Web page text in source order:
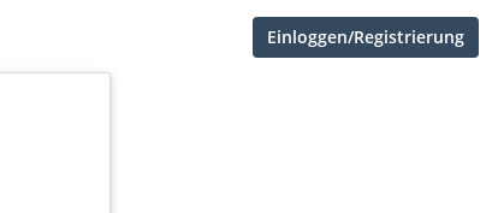
Einloggen/Registrierung